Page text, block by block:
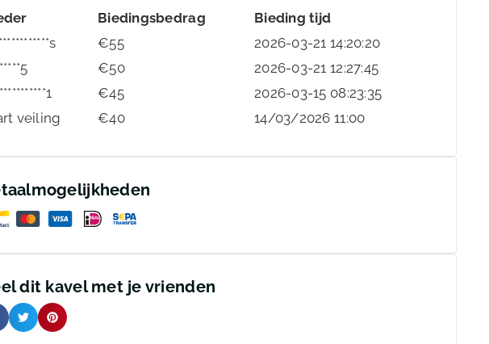
Biedingsbedrag
Bieding tijd
€55
2026-03-21 14:20:20
€50
2026-03-21 12:27:45
€45
2026-03-15 08:23:35
veiling
€40 14/03/2026 11:00
dit kavel met je vrienden